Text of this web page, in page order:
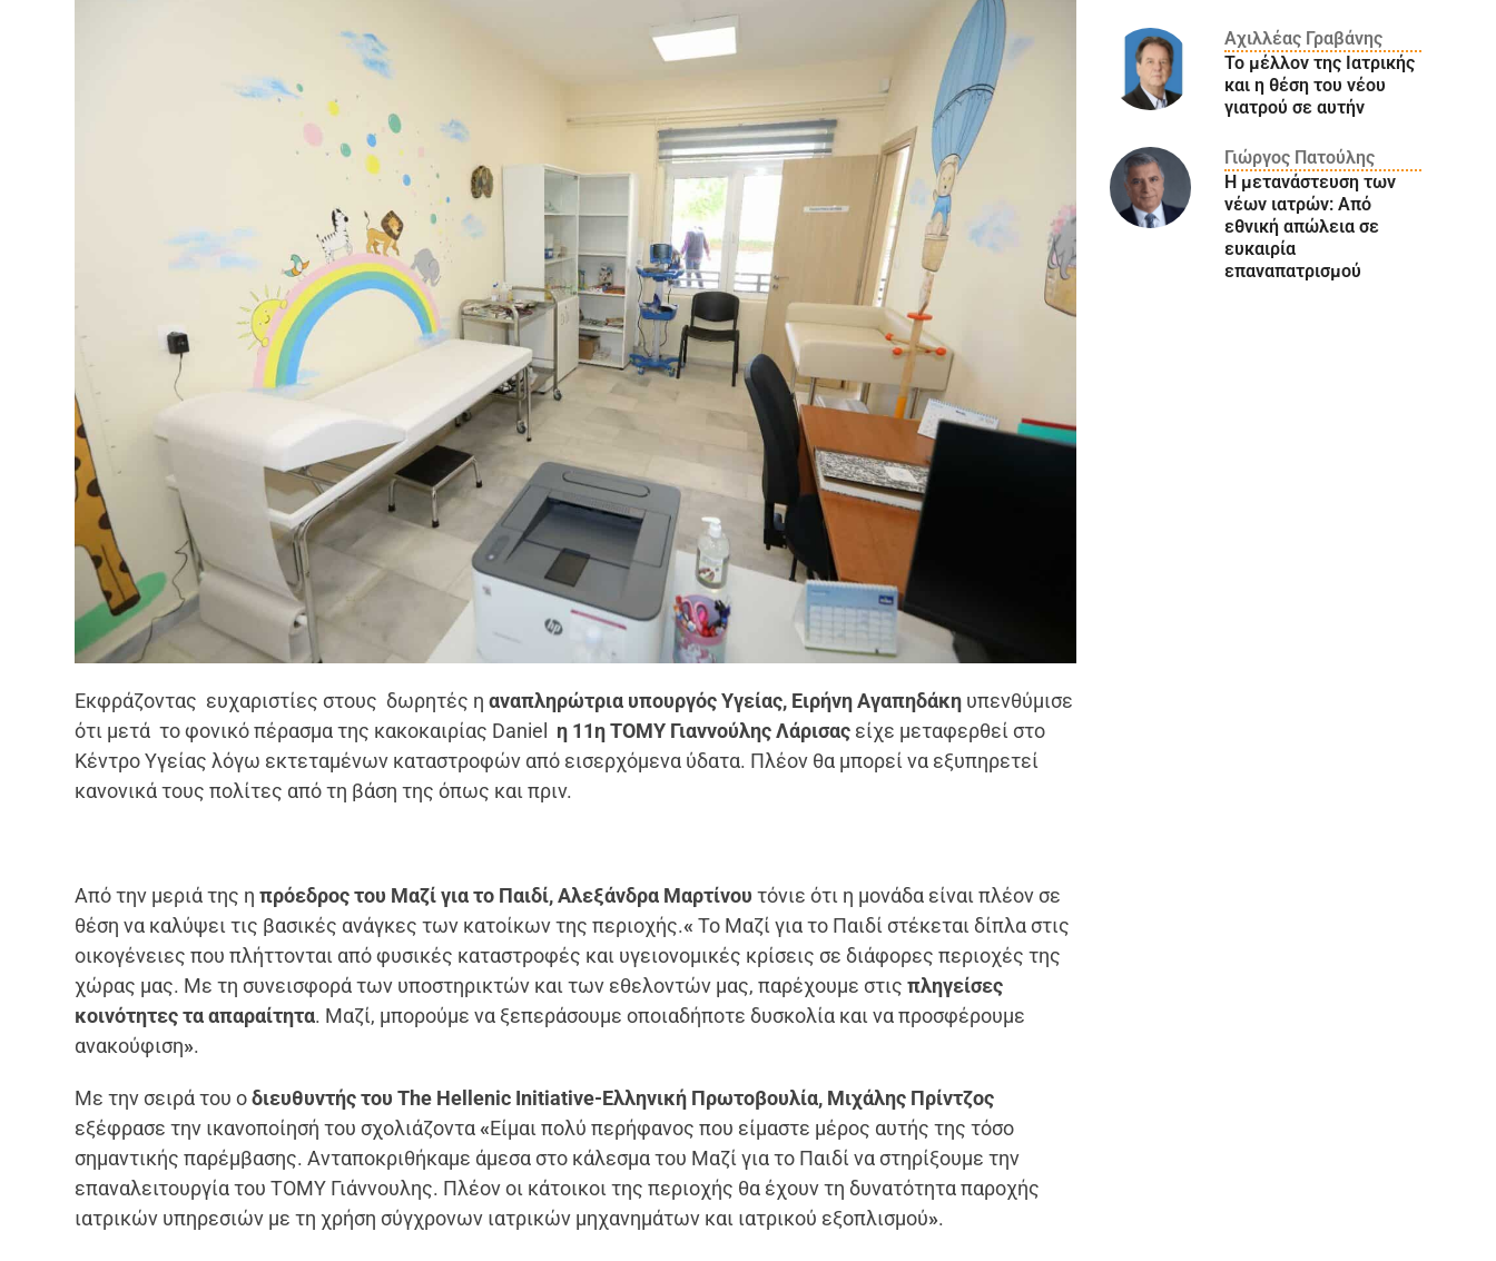
Εκφράζοντας ευχαριστίες στους δωρητές ηαναπληρώτρια υπουργός Υγείας, Ειρήνη Αγαπηδάκη υπενθύμισε
ότι μετά το φονικό πέρασμα της κακοκαιρίας Daniel η 11η ΤΟΜΥ Γιαννούλης Λάρισας είχε μεταφερθεί στο
Κέντρο Υγείας λόγω εκτεταμένων καταστροφών από εισερχόμενα ύδατα. Πλέον θα μπορεί να εξυπηρετεί
κανονικά τους πολίτες από τη βάση της όπως και πριν.
Από την μεριά της η πρόεδρος του Μαζί για το Παιδί, Αλεξάνδρα Μαρτίνου τόνιε ότι η μονάδα είναι πλέον σε
θέση να καλύψει τις βασικές ανάγκες των κατοίκων της περιοχής.« To Μαζί για το Παιδί στέκεται δίπλα στις
οικογένειες που πλήττονται από φυσικές καταστροφές και υγειονομικές κρίσεις σε διάφορες περιοχές της
χώρας μας. Με τη συνεισφορά των υποστηρικτών και των εθελοντών μας, παρέχουμε στις πληγείσες
κοινότητες τα απαραίτητα. Μαζί, μπορούμε να ξεπεράσουμε οποιαδήποτε δυσκολία και να προσφέρουμε
ανακούφιση».
Με την σειρά του οδιευθυντής του The Hellenic Initiative-Ελληνική Πρωτοβουλία, Μιχάλης Πρίντζος
εξέφρασε την ικανοποίησή του σχολιάζοντα«Είμαι πολύ περήφανος που είμαστε μέρος αυτής της τόσο
σημαντικής παρέμβασης. Ανταποκριθήκαμε άμεσα στο κάλεσμα του Μαζί για το Παιδί να στηρίξουμε την
επαναλειτουργία του ΤΟΜΥ Γιάννουλης. Πλέον οι κάτοικοι της περιοχής θα έχουν τη δυνατότητα παροχής
ιατρικών υπηρεσιών με τη χρήση σύγχρονων ιατρικών μηχανημάτων και ιατρικού εξοπλισμού».
Αχιλλέας Γραβάνης
Το μέλλον της Ιατρικής
και η θέση του νέου
γιατρού σε αυτήν
Γιώργος Πατούλης
Η μετανάστευση των
νέων ιατρών: Aπό
εθνική απώλεια σε
ευκαιρία
επαναπατρισμού